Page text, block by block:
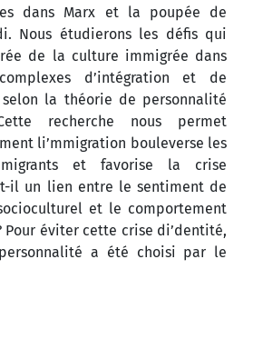
dans Marx et la poupée de
Nous étudierons les défis qui
de la culture immigrée dans
d’intégration et de
la théorie de personnalité
recherche nous permet
li’mmigration bouleverse les
et favorise la crise
t-il un lien entre le sentiment de
et le comportement
Pour éviter cette crise di’dentité,
a été choisi par le